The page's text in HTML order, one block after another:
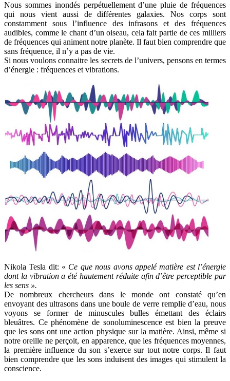
Nous sommes inondés perpétuellement d’une pluie de fréquences
qui nous vient aussi de différentes galaxies. Nos corps sont
constamment sous l’influence des infrasons et des fréquences
audibles, comme le chant d’un oiseau, cela fait partie de ces milliers
de fréquences qui animent notre planète. Il faut bien comprendre que
sans fréquence, il n’y a pas de vie.
Si nous voulons connaitre les secrets de l’univers, pensons en termes
d’énergie : fréquences et vibrations.
Nikola Tesla dit: « Ce que nous avons appelé matière est l’énergie
dont la vibration a été hautement réduite afin d’être perceptible par
les sens ».
De nombreux chercheurs dans le monde ont constaté qu’en
envoyant des ultrasons dans une boule de verre remplie d’eau, nous
voyons se former de minuscules bulles émettant des éclairs
bleuâtres. Ce phénomène de sonoluminescence est bien la preuve
que les sons ont une action physique sur la matière. Ainsi, même si
notre oreille ne perçoit, en apparence, que les fréquences moyennes,
la première influence du son s’exerce sur tout notre corps. Il faut
bien comprendre que les sons induisent des images qui stimulent la
conscience.